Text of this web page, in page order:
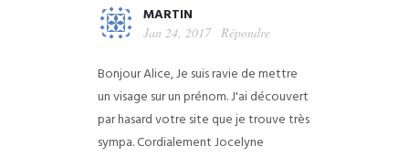
MARTIN
Jan 24, 2017 Répondre
Bonjour Alice,Je suis ravie de mettre
un visage sur un prénom. J'ai découvert
par hasard votre site que je trouve très
sympa.CordialementJocelyne